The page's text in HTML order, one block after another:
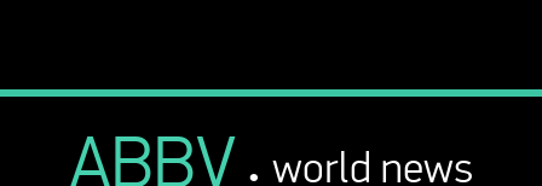
ABBV . world news